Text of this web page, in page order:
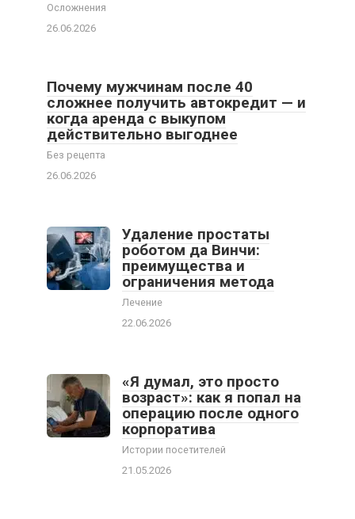
Осложнения
26.06.2026
Почему мужчинам после 40
сложнее получить автокредит — и
когда аренда с выкупом
действительно выгоднее
Без рецепта
26.06.2026
Удаление простаты
роботом да Винчи:
преимущества и
ограничения метода
Лечение
22.06.2026
«Я думал, это просто
возраст»: как я попал на
операцию после одного
корпоратива
Истории посетителей
21.05.2026